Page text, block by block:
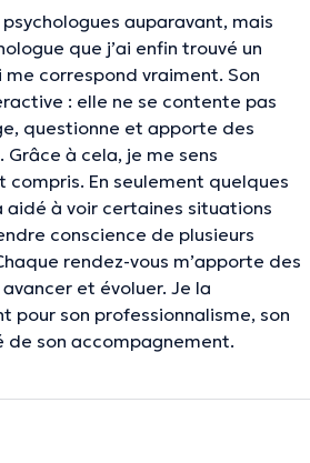
auparavant, mais
que j’ai enfin trouvé un
correspond vraiment. Son
: elle ne se contente pas
questionne et apporte des
à cela, je me sens
En seulement quelques
aidé à voir certaines situations
conscience de plusieurs
rendez-vous m’apporte des
et évoluer. Je la
pour son professionnalisme, son
son accompagnement.